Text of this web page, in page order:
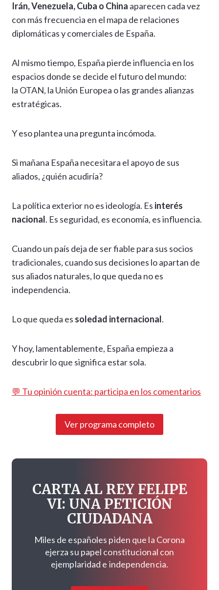
Irán, Venezuela, Cuba o China aparecen cada vez
con más frecuencia en el mapa de relaciones
diplomáticas y comerciales de España.
Al mismo tiempo, España pierde influencia en los
espacios donde se decide el futuro del mundo:
la OTAN, la Unión Europea o las grandes alianzas
estratégicas.
Y eso plantea una pregunta incómoda.
Si mañana España necesitara el apoyo de sus
aliados, ¿quién acudiría?
La política exterior no es ideología. Es interés
nacional. Es seguridad, es economía, es influencia.
Cuando un país deja de ser fiable para sus socios
tradicionales, cuando sus decisiones lo apartan de
sus aliados naturales, lo que queda no es
independencia.
Lo que queda es soledad internacional.
Y hoy, lamentablemente, España empieza a
descubrir lo que significa estar sola.
💬 Tu opinión cuenta: participa en los comentarios
Ver programa completo
CARTA AL REY FELIPE
VI: UNA PETICIÓN
CIUDADANA
Miles de españoles piden que la Corona
ejerza su papel constitucional con
ejemplaridad e independencia.